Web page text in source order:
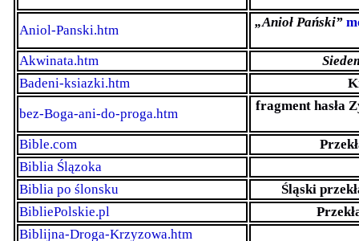
Aniol-Panski.htm
„Anioł Pański”
Akwinata.htm
Badeni-ksiazki.htm
bez-Boga-ani-do-proga.htm
fragment hasła
Bible.com
Biblia Ślązoka
Biblia po ślonsku
Śląski
BibliePolskie.pl
Biblijna-Droga-Krzyzowa.htm